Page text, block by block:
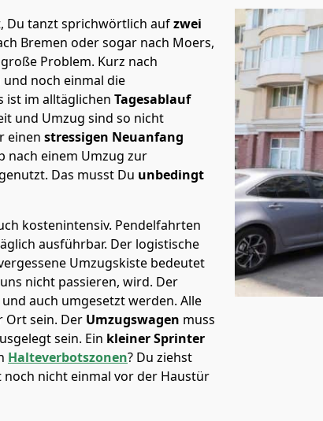
Du tanzt sprichwörtlich aufzwei
Bremen oder sogar nach Moers,
Problem. Kurz nach
noch einmal die
ist im alltäglichen Tagesablauf
und Umzug sind so nicht
einen stressigen Neuanfang
nach einem Umzug zur
Das musst Du unbedingt
kostenintensiv. Pendelfahrten
ausführbar. Der logistische
Umzugskiste bedeutet
nicht passieren, wird. Der
auch umgesetzt werden. Alle
Ort sein. Der Umzugswagen muss
sein. Ein kleiner Sprinter
Halteverbotszonen? Du ziehst
nicht einmal vor der Haustür